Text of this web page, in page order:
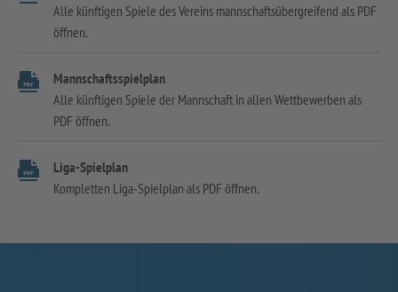
Alle künftigen Spiele des Vereins mannschaftsübergreifend als PDF
öffnen.
Mannschaftsspielplan
Alle künftigen Spiele der Mannschaft in allen Wettbewerben als
PDF öffnen.
Liga-Spielplan
Kompletten Liga-Spielplan als PDF öffnen.